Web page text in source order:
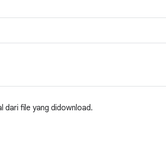
dari file yang didownload.